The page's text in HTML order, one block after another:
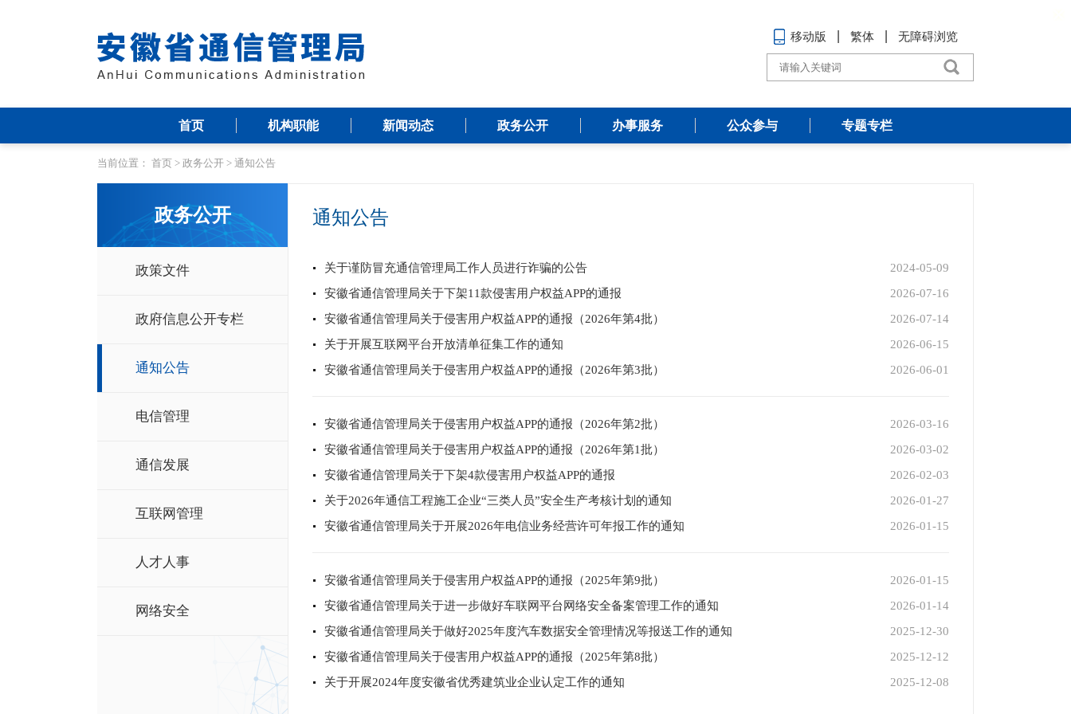
移动版 繁体 无障碍浏览
首页 机构职能 新闻动态 政务公开 办事服务 公众参与 专题专栏
当前位置： 首页 > 政务公开 > 通知公告
政务公开
政策文件
政府信息公开专栏
通知公告
电信管理
通信发展
互联网管理
人才人事
网络安全
通知公告
2024-05-09
关于谨防冒充通信管理局工作人员进行诈骗的公告
2026-07-16
安徽省通信管理局关于下架11款侵害用户权益APP的通报
2026-07-14
安徽省通信管理局关于侵害用户权益APP的通报（2026年第4批）
2026-06-15
关于开展互联网平台开放清单征集工作的通知
2026-06-01
安徽省通信管理局关于侵害用户权益APP的通报（2026年第3批）
2026-03-16
安徽省通信管理局关于侵害用户权益APP的通报（2026年第2批）
2026-03-02
安徽省通信管理局关于侵害用户权益APP的通报（2026年第1批）
2026-02-03
安徽省通信管理局关于下架4款侵害用户权益APP的通报
2026-01-27
关于2026年通信工程施工企业“三类人员”安全生产考核计划的通知
2026-01-15
安徽省通信管理局关于开展2026年电信业务经营许可年报工作的通知
2026-01-15
安徽省通信管理局关于侵害用户权益APP的通报（2025年第9批）
2026-01-14
安徽省通信管理局关于进一步做好车联网平台网络安全备案管理工作的通知
2025-12-30
安徽省通信管理局关于做好2025年度汽车数据安全管理情况等报送工作的通知
2025-12-12
安徽省通信管理局关于侵害用户权益APP的通报（2025年第8批）
2025-12-08
关于开展2024年度安徽省优秀建筑业企业认定工作的通知